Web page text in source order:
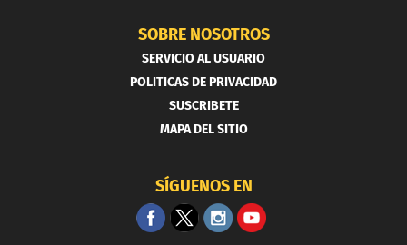
SOBRE NOSOTROS
SERVICIO AL USUARIO
POLITICAS DE PRIVACIDAD
SUSCRIBETE
MAPA DEL SITIO
SÍGUENOS EN